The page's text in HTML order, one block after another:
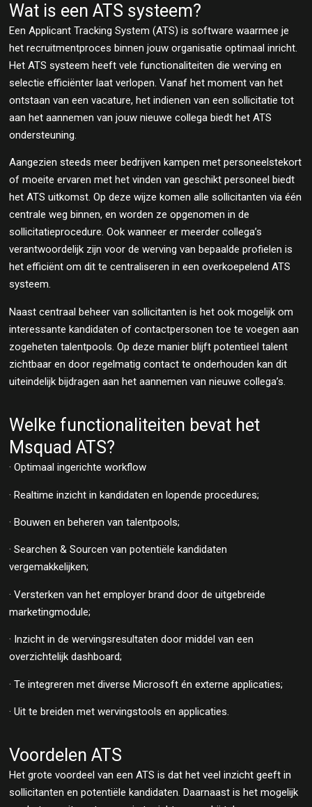
Wat is een ATS systeem?
Een Applicant Tracking System (ATS) is software waarmee je
het recruitmentproces binnen jouw organisatie optimaal inricht.
Het ATS systeem heeft vele functionaliteiten die werving en
selectie efficiënter laat verlopen. Vanaf het moment van het
ontstaan van een vacature, het indienen van een sollicitatie tot
aan het aannemen van jouw nieuwe collega biedt het ATS
ondersteuning.
Aangezien steeds meer bedrijven kampen met personeelstekort
of moeite ervaren met het vinden van geschikt personeel biedt
het ATS uitkomst. Op deze wijze komen alle sollicitanten via één
centrale weg binnen, en worden ze opgenomen in de
sollicitatieprocedure. Ook wanneer er meerder collega’s
verantwoordelijk zijn voor de werving van bepaalde profielen is
het efficiënt om dit te centraliseren in een overkoepelend ATS
systeem.
Naast centraal beheer van sollicitanten is het ook mogelijk om
interessante kandidaten of contactpersonen toe te voegen aan
zogeheten talentpools. Op deze manier blijft potentieel talent
zichtbaar en door regelmatig contact te onderhouden kan dit
uiteindelijk bijdragen aan het aannemen van nieuwe collega’s.
Welke functionaliteiten bevat het
Msquad ATS?
· Optimaal ingerichte workflow
· Realtime inzicht in kandidaten en lopende procedures;
· Bouwen en beheren van talentpools;
· Searchen & Sourcen van potentiële kandidaten
vergemakkelijken;
· Versterken van het employer brand door de uitgebreide
marketingmodule;
· Inzicht in de wervingsresultaten door middel van een
overzichtelijk dashboard;
· Te integreren met diverse Microsoft én externe applicaties;
· Uit te breiden met wervingstools en applicaties.
Voordelen ATS
Het grote voordeel van een ATS is dat het veel inzicht geeft in
sollicitanten en potentiële kandidaten. Daarnaast is het mogelijk